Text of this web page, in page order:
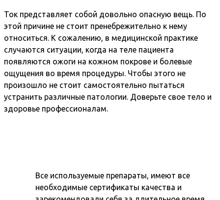
Ток представляет собой довольно опасную вещь. По
этой причине не стоит пренебрежительно к нему
относиться. К сожалению, в медицинской практике
случаются ситуации, когда на теле пациента
появляются ожоги на кожном покрове и болевые
ощущения во время процедуры. Чтобы этого не
произошло не стоит самостоятельно пытаться
устранить различные патологии. Доверьте свое тело и
здоровье профессионалам.
Все используемые препараты, имеют все
необходимые сертификаты качества и